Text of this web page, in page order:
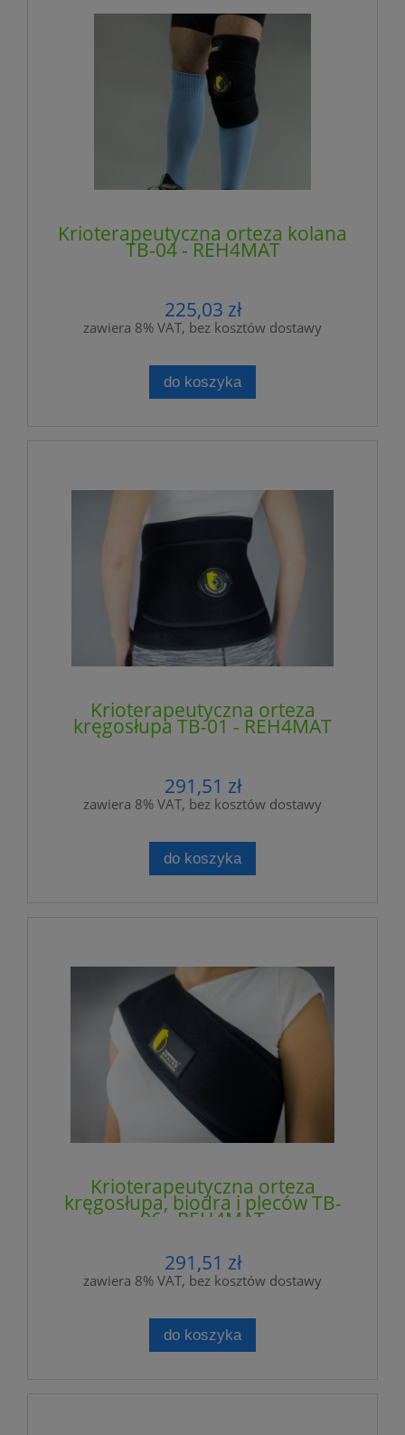
Krioterapeutyczna orteza kolana
TB-04 - REH4MAT
225,03 zł
zawiera 8% VAT, bez kosztów dostawy
do koszyka
Krioterapeutyczna orteza
kręgosłupa TB-01 - REH4MAT
291,51 zł
zawiera 8% VAT, bez kosztów dostawy
do koszyka
Krioterapeutyczna orteza
kręgosłupa, biodra i pleców TB-
06 - REH4MAT
291,51 zł
zawiera 8% VAT, bez kosztów dostawy
do koszyka